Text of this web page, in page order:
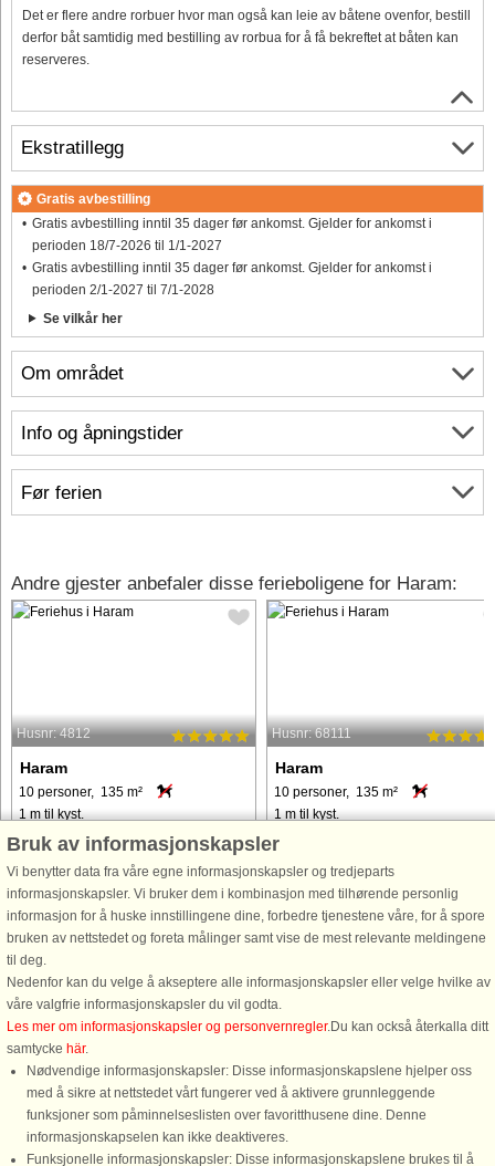
Det er flere andre rorbuer hvor man også kan leie av båtene ovenfor, bestill
derfor båt samtidig med bestilling av rorbua for å få bekreftet at båten kan
reserveres.
Om området
Info og åpningstider
Før ferien
Ekstratillegg
Gratis avbestilling
Gratis avbestilling inntil 35 dager før ankomst. Gjelder for ankomst i
perioden 18/7-2026 til 1/1-2027
Gratis avbestilling inntil 35 dager før ankomst. Gjelder for ankomst i
perioden 2/1-2027 til 7/1-2028
Se vilkår her
Andre gjester anbefaler disse ferieboligene for Haram:
Husnr: 4812
Haram
10 personer, 135 m²
1 m til kyst.
Rorbu med flott utsikt til fiskeplassene
i området Romsdalsfjorden og
Harøyfjorden. Sluttrengjøring, lintøy
og handklær er inklusiv. Rorbuen er
malt i lyse farger og har stor veranda
hvor sommerkveldene ...
fra 14.103 NOK
Husnr: 68111
Haram
10 personer, 135 m²
1 m til kyst.
Rorbu med flott utsikt til
i området Romsdalsfjorden og
Harøyfjorden. Sluttrengjøring, lintøy
og håndklær er inklusiv. Rorbuen er
malt i lyse farger og har en stor
fra 18.583 NOK
Bruk av informasjonskapsler
Vi benytter data fra våre egne informasjonskapsler og tredjeparts
informasjonskapsler. Vi bruker dem i kombinasjon med tilhørende personlig
informasjon for å huske innstillingene dine, forbedre tjenestene våre, for å spore
bruken av nettstedet og foreta målinger samt vise de mest relevante meldingene
til deg.
Nedenfor kan du velge å akseptere alle informasjonskapsler eller velge hvilke av
våre valgfrie informasjonskapsler du vil godta.
Les mer om informasjonskapsler og personvernregler.Du kan också återkalla ditt
samtycke här.
Nødvendige informasjonskapsler: Disse informasjonskapslene hjelper oss
med å sikre at nettstedet vårt fungerer ved å aktivere grunnleggende
funksjoner som påminnelseslisten over favoritthusene dine. Denne
informasjonskapselen kan ikke deaktiveres.
Funksjonelle informasjonskapsler: Disse informasjonskapslene brukes til å